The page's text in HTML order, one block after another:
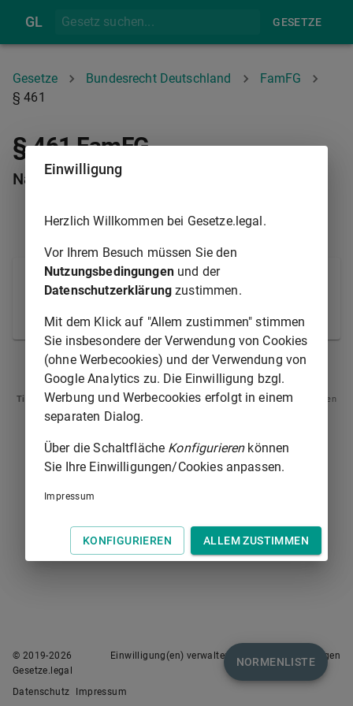
GL GESETZE
Gesetze Bundesrecht Deutschland
FamFG
§ 461
§ 461 FamFG
Nacherbfolge
Im Fall der Nacherbfolge ist § 460 Abs. 1 Satz 1
auf den Vorerben und den Nacherben entsprechend
anzuwenden.
§ 460 § 462
Tipp
: Swipen Sie auf dem Bildschirm links oder rechts zur Navigation zwischen
NORMENLISTE
© 2019-2026
Gesetze.legal
Einwilligung(en) verwalten Nutzungsbedingungen
Datenschutz Impressum
Einwilligung
Herzlich Willkommen bei Gesetze.legal.
Vor Ihrem Besuch müssen Sie den
Nutzungsbedingungenund der
Datenschutzerklärung zustimmen.
Mit dem Klick auf "Allem zustimmen" stimmen
Sie insbesondere der Verwendung von Cookies
(ohne Werbecookies) und der Verwendung von
Google Analytics zu. Die Einwilligung bzgl.
Werbung und Werbecookies erfolgt in einem
separaten Dialog.
Über die Schaltfläche Konfigurierenkönnen
Sie Ihre Einwilligungen/Cookies anpassen.
Impressum
KONFIGURIEREN ALLEM ZUSTIMMEN